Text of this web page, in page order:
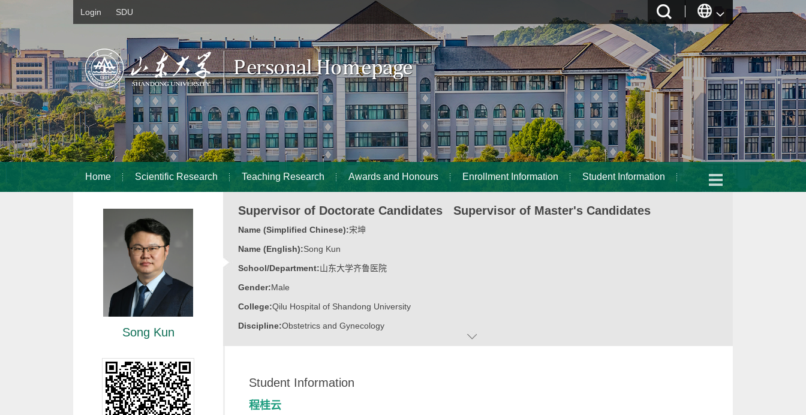
Login SDU
Home Scientific Research Teaching Research Awards and Honours Enrollment Information Student Information
Song Kun
Supervisor of Doctorate Candidates Supervisor of Master's Candidates
Name (Simplified Chinese):宋坤
Name (English):Song Kun
School/Department:山东大学齐鲁医院
Gender:Male
College:Qilu Hospital of Shandong University
Discipline:Obstetrics and Gynecology
Honor
教育部科学技术进步一等奖
山东省科技进步二等奖
Student Information
程桂云